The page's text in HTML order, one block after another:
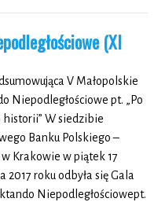
(XI
V Małopolskie
Niepodległościowe pt. „Po
historii” W siedzibie
Banku Polskiego –
w Krakowie w piątek 17
2017 roku odbyła się Gala
Niepodległościowept.